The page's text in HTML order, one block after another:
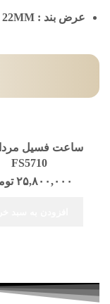
عرض بند : 22MM
ساعت فسیل
FS5710
۲۵,۸۰۰,۰۰۰